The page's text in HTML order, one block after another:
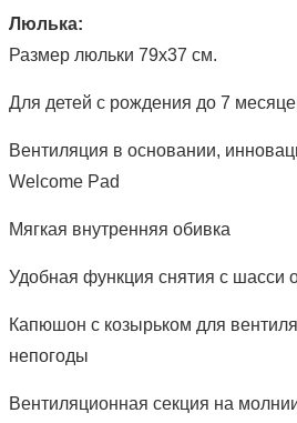
Люлька:
Размер люльки 79х37 см.
Для детей с рождения до 7
Вентиляция в основании,
Welcome Pad
Мягкая внутренняя обивка
Удобная функция снятия с шасси
Капюшон с козырьком для
непогоды
Вентиляционная секция на